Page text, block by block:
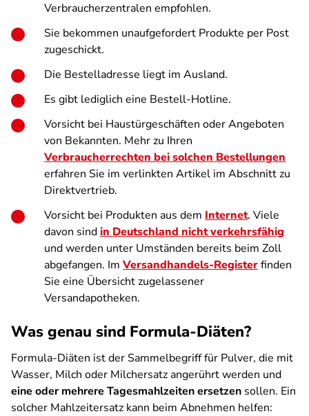
Verbraucherzentralen empfohlen.
Sie bekommen unaufgefordert Produkte per Post
zugeschickt.
Die Bestelladresse liegt im Ausland.
Es gibt lediglich eine Bestell-Hotline.
Vorsicht bei Haustürgeschäften oder Angeboten
von Bekannten. Mehr zu Ihren
Verbraucherrechten bei solchen Bestellungen
erfahren Sie im verlinkten Artikel im Abschnitt zu
Direktvertrieb.
Vorsicht bei Produkten aus dem Internet. Viele
davon sindin Deutschland nicht verkehrsfähig
und werden unter Umständen bereits beim Zoll
abgefangen. Im Versandhandels-Registerfinden
Sie eine Übersicht zugelassener
Versandapotheken.
Was genau sind Formula-Diäten?
Formula-Diäten ist der Sammelbegriff für Pulver, die mit
Wasser, Milch oder Milchersatz angerührt werden und
eine oder mehrere Tagesmahlzeiten ersetzen sollen. Ein
solcher Mahlzeitersatz kann beim Abnehmen helfen: